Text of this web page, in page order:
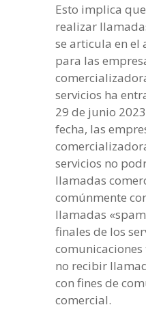
Esto implica
realizar
se articula en el
para las
servicios ha
29 de junio
fecha, las
servicios no
llamadas
comúnmente
llamadas
finales de los
no recibir
con fines de
comercial.